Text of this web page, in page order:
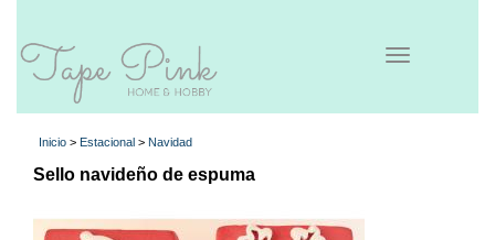
Inicio > Estacional > Navidad
Sello navideño de espuma